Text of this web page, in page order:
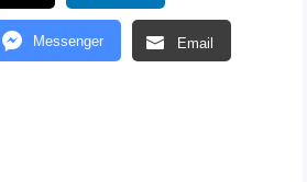
Messenger Email